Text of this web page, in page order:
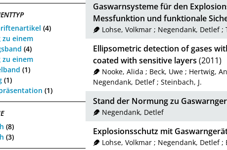
(4)
zu einem
(4)
zu einem
(1)
(1)
(1)
(8)
(3)
Gaswarnsysteme für den
Messfunktion und funktionale
Lohse, Volkmar ; Negendank, Detlef;
Ellipsometric detection of gases
coated with sensitive layers (2011)
Nooke, Alida ; Beck, Uwe ; Hertwig,
Negendank, Detlef; Steinbach, J.
Stand der Normung zu
Negendank, Detlef
Explosionsschutz mit
Lohse, Volkmar ; Negendank, Detlef;